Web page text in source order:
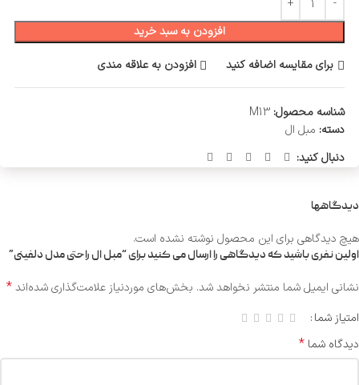
افزودن به سبد خرید
برای مقایسه اضافه کنید
افزودن به علاقه مندی
شناسه محصول: M13
دسته: مبل ال
دنبال کنید:
دیدگاهها
هیچ دیدگاهی برای این محصول نوشته نشده است.
اولین نفری باشید که دیدگاهی را ارسال می کنید برای “مبل ال راحتی مدل دلفینی”
نشانی ایمیل شما منتشر نخواهد شد. بخش‌های موردنیاز علامت‌گذاری شده‌اند*
امتیاز شما
دیدگاه شما *